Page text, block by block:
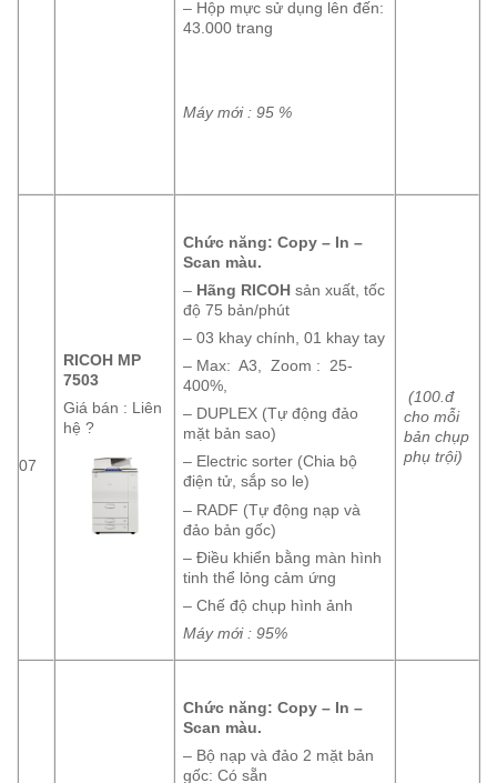
– Hộp mực sử dụng lên đến:
43.000 trang
Máy mới : 95 %
07
RICOH MP
7503
Giá bán : Liên
hệ ?
Chức năng: Copy – In –
Scan màu.
– Hãng RICOHsản xuất, tốc
độ 75 bản/phút
– 03 khay chính, 01 khay tay
– Max: A3, Zoom : 25-
400%,
– DUPLEX (Tự động đảo
mặt bản sao)
– Electric sorter (Chia bộ
điện tử, sắp so le)
– RADF (Tự động nạp và
đảo bản gốc)
– Điều khiển bằng màn hình
tinh thể lỏng cảm ứng
– Chế độ chụp hình ảnh
Máy mới : 95%
(100.đ
cho mỗi
bản chụp
phụ trội)
Chức năng: Copy – In –
Scan màu.
– Bộ nạp và đảo 2 mặt bản
gốc: Có sẵn